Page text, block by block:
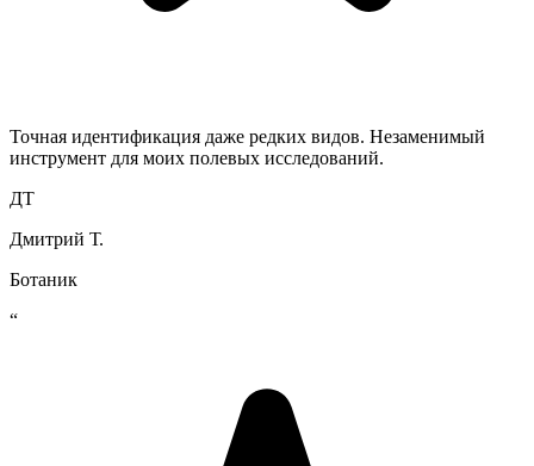
Точная идентификация даже редких видов. Незаменимый
инструмент для моих полевых исследований.
ДТ
Дмитрий Т.
Ботаник
“